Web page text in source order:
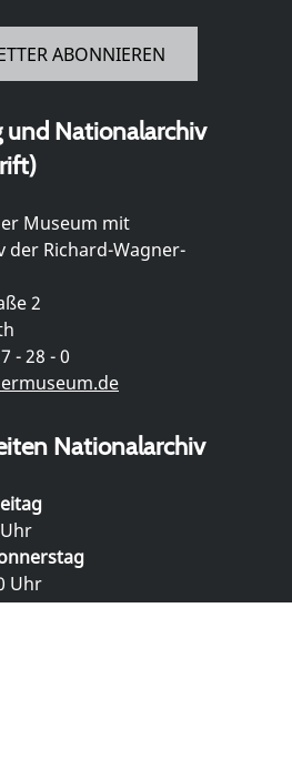
ABONNIEREN
und Nationalarchiv
Museum mit
der Richard-Wagner-
2
- 28 - 0
Nationalarchiv
Uhr